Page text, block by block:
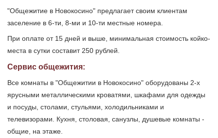
"Общежитие в Новокосино" предлагает своим клиентам
заселение в 6-ти, 8-ми и 10-ти местные номера.
При оплате от 15 дней и выше, минимальная стоимость койко-
места в сутки составит 250 рублей.
Сервис общежития:
Все комнаты в "Общежитии в Новокосино" оборудованы 2-х
ярусными металлическими кроватями, шкафами для одежды
и посуды, столами, стульями, холодильниками и
телевизорами. Кухня, столовая, санузлы, душевые комнаты -
общие, на этаже.